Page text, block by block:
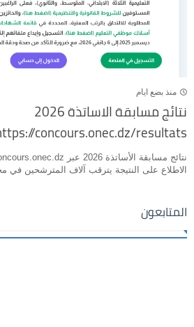
منذ بضع ايام
نتائج مسابقة الاساتذة 2026
concours.onec.dz/resultats
الاطلاع على النتيجة يترقب آلاف المترشحين في
المتابعون